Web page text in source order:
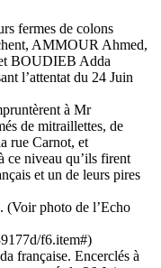
fermes de colons
AMMOUR Ahmed,
BOUDIEB Adda
l’attentat du 24 Juin
à Mr
de mitraillettes, de
rue Carnot, et
ce niveau qu’ils firent
et un de leurs pires
(Voir photo de l’Echo
f6.item#)
française. Encerclés à